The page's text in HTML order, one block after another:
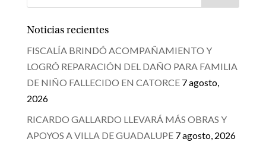
Noticias recientes
FISCALÍA BRINDÓ ACOMPAÑAMIENTO Y
LOGRÓ REPARACIÓN DEL DAÑO PARA FAMILIA
DE NIÑO FALLECIDO EN CATORCE 7 agosto,
2026
RICARDO GALLARDO LLEVARÁ MÁS OBRAS Y
APOYOS A VILLA DE GUADALUPE 7 agosto, 2026